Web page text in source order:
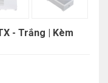
- Trắng | Kèm